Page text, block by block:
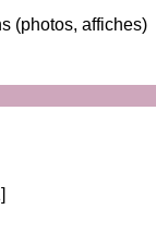
(photos, affiches)